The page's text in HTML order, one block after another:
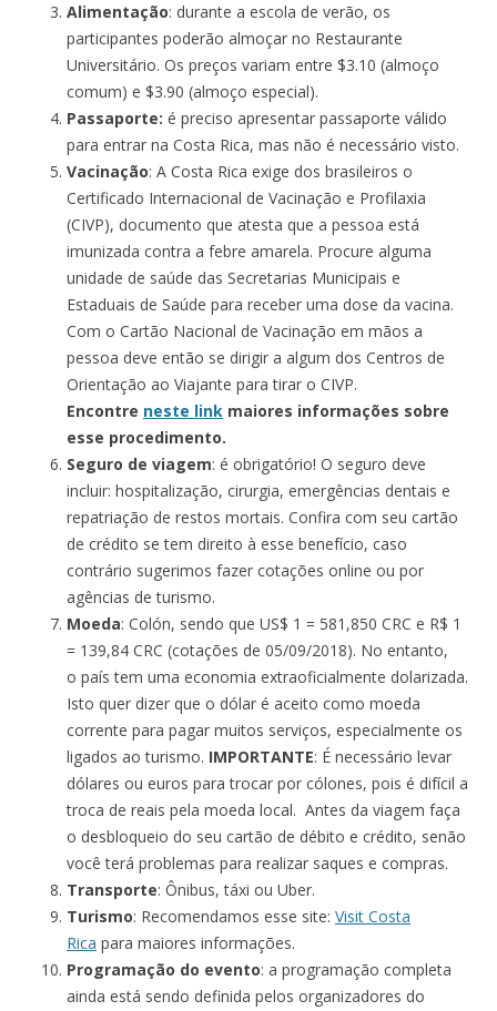
Alimentação: durante a escola de verão, os
participantes poderão almoçar no Restaurante
Universitário. Os preços variam entre $3.10 (almoço
comum) e $3.90 (almoço especial).
Passaporte: é preciso apresentar passaporte válido
para entrar na Costa Rica, mas não é necessário visto.
Vacinação: A Costa Rica exige dos brasileiros o
Certificado Internacional de Vacinação e Profilaxia
(CIVP), documento que atesta que a pessoa está
imunizada contra a febre amarela. Procure alguma
unidade de saúde das Secretarias Municipais e
Estaduais de Saúde para receber uma dose da vacina.
Com o Cartão Nacional de Vacinação em mãos a
pessoa deve então se dirigir a algum dos Centros de
Orientação ao Viajante para tirar o CIVP.
Encontre neste link maiores informações sobre
esse procedimento.
Seguro de viagem: é obrigatório! O seguro deve
incluir: hospitalização, cirurgia, emergências dentais e
repatriação de restos mortais. Confira com seu cartão
de crédito se tem direito à esse benefício, caso
contrário sugerimos fazer cotações online ou por
agências de turismo.
Moeda: Colón, sendo que US$ 1 = 581,850 CRC e R$ 1
= 139,84 CRC (cotações de 05/09/2018). No entanto,
o país tem uma economia extraoficialmente dolarizada.
Isto quer dizer que o dólar é aceito como moeda
corrente para pagar muitos serviços, especialmente os
ligados ao turismo. IMPORTANTE: É necessário levar
dólares ou euros para trocar por cólones, pois é difícil a
troca de reais pela moeda local. Antes da viagem faça
o desbloqueio do seu cartão de débito e crédito, senão
você terá problemas para realizar saques e compras.
Transporte: Ônibus, táxi ou Uber.
Turismo: Recomendamos esse site: Visit Costa
Rica para maiores informações.
Programação do evento: a programação completa
ainda está sendo definida pelos organizadores do